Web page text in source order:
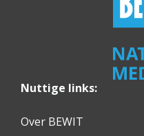
Nuttige links:
Over BEWIT